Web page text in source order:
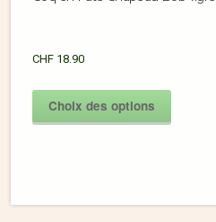
CHF 18.90
Choix des options